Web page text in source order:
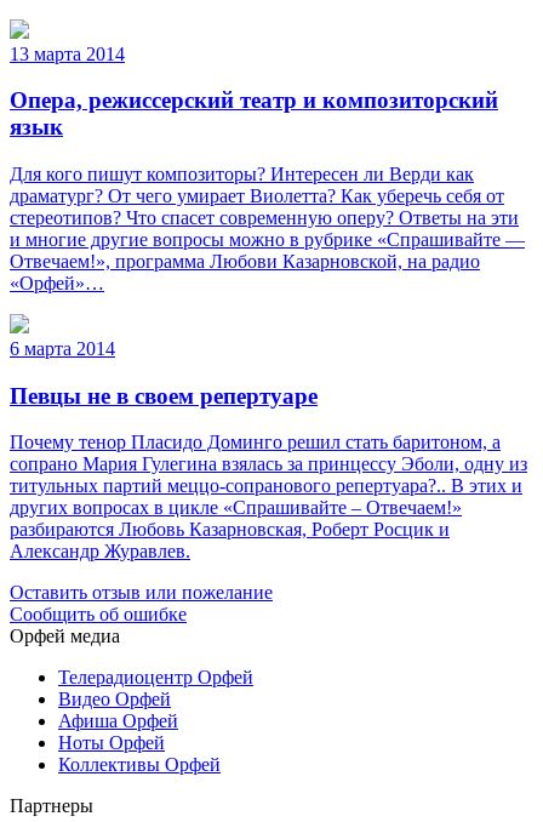
13 марта 2014
Опера, режиссерский театр и композиторский
язык
Для кого пишут композиторы? Интересен ли Верди как
драматург? От чего умирает Виолетта? Как уберечь себя от
стереотипов? Что спасет современную оперу? Ответы на эти
и многие другие вопросы можно в рубрике «Спрашивайте —
Отвечаем!», программа Любови Казарновской, на радио
«Орфей»…
6 марта 2014
Певцы не в своем репертуаре
Почему тенор Пласидо Доминго решил стать баритоном, а
сопрано Мария Гулегина взялась за принцессу Эболи, одну из
титульных партий меццо-сопранового репертуара?.. В этих и
других вопросах в цикле «Спрашивайте – Отвечаем!»
разбираются Любовь Казарновская, Роберт Росцик и
Александр Журавлев.
Оставить отзыв или пожелание
Сообщить об ошибке
Орфей медиа
Телерадиоцентр Орфей
Видео Орфей
Афиша Орфей
Ноты Орфей
Коллективы Орфей
Партнеры